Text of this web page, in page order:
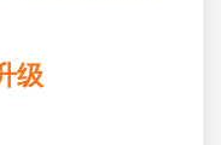
级